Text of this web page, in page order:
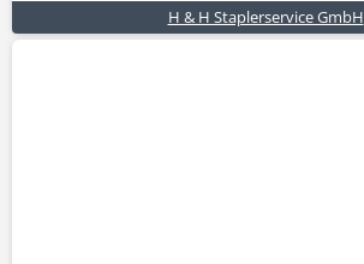
H & H Staplerservice GmbH